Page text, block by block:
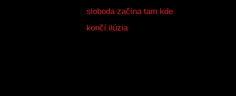
sloboda začína tam kde
končí ilúzia